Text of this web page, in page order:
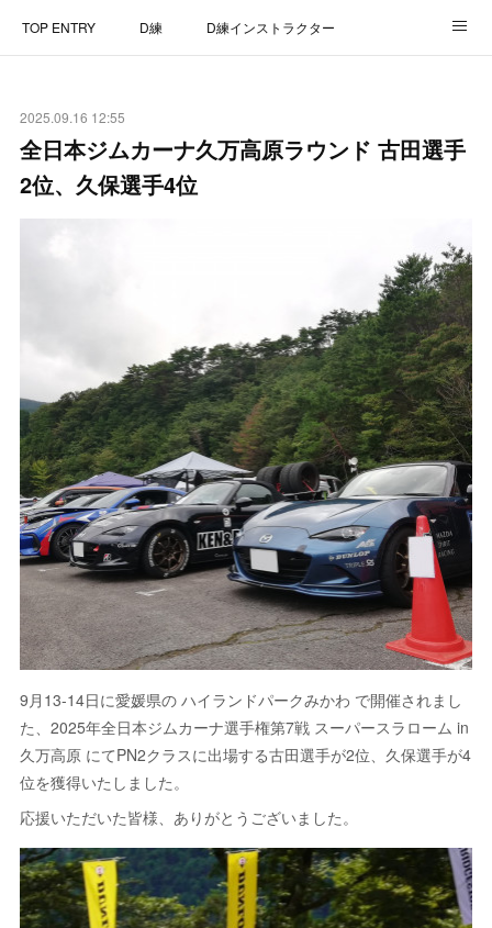
TOP ENTRY D練 D練インストラクター
CONTACT
2025.09.16 12:55
全日本ジムカーナ久万高原ラウンド 古田選手
2位、久保選手4位
9月13-14日に愛媛県の ハイランドパークみかわ で開催されまし
た、2025年全日本ジムカーナ選手権第7戦 スーパースラローム in
久万高原 にてPN2クラスに出場する古田選手が2位、久保選手が4
位を獲得いたしました。
応援いただいた皆様、ありがとうございました。